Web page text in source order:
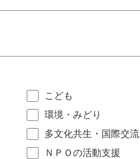
こども
環境・みどり
多文化共生・国際交流
ＮＰＯの活動支援